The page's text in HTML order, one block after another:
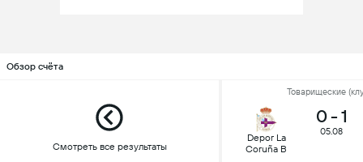
Обзор счёта
Смотреть все результаты
Товарищеские
Depor La
Coruña B
0- 1
05.08